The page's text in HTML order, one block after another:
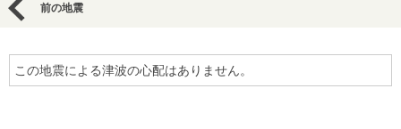
前の地震
この地震による津波の心配はありません。